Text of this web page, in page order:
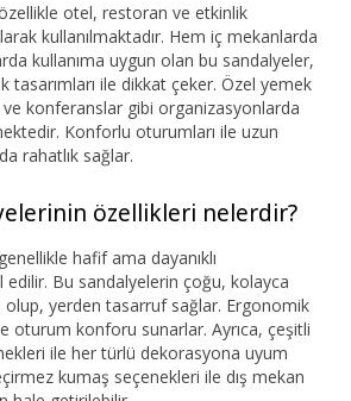
otel, restoran ve etkinlik
kullanılmaktadır. Hem iç mekanlarda
kullanıma uygun olan bu sandalyeler,
tasarımları ile dikkat çeker. Özel yemek
konferanslar gibi organizasyonlarda
Konforlu oturumları ile uzun
rahatlık sağlar.
özellikleri nelerdir?
hafif ama dayanıklı
Bu sandalyelerin çoğu, kolayca
yerden tasarruf sağlar. Ergonomik
oturum konforu sunarlar. Ayrıca, çeşitli
ile her türlü dekorasyona uyum
kumaş seçenekleri ile dış mekan